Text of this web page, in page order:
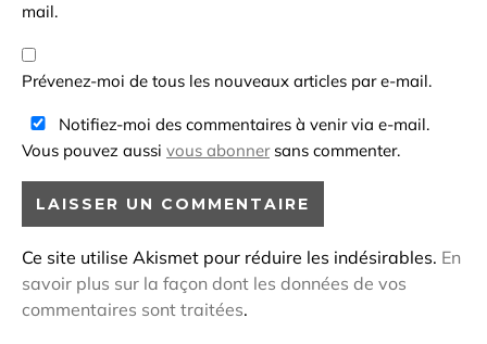
mail.
Prévenez-moi de tous les nouveaux articles par e-mail.
Notifiez-moi des commentaires à venir via e-mail.
Vous pouvez aussi vous abonnersans commenter.
Ce site utilise Akismet pour réduire les indésirables. En
savoir plus sur la façon dont les données de vos
commentaires sont traitées.